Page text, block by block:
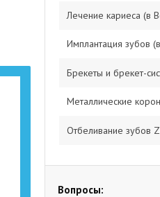
Лечение кариеса (в
Имплантация зубов
Брекеты и брекет-
Металлические
Отбеливание зубов
Вопросы: